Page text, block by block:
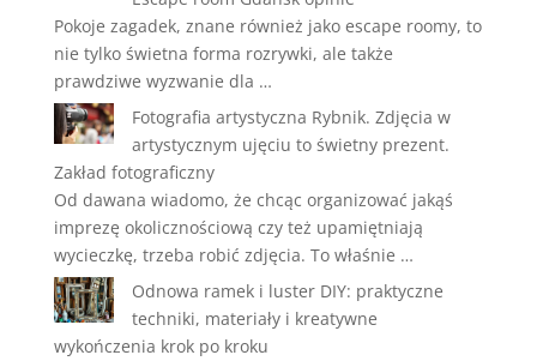
Pokoje zagadek, znane również jako escape roomy, to
nie tylko świetna forma rozrywki, ale także
prawdziwe wyzwanie dla …
Fotografia artystyczna Rybnik. Zdjęcia w
artystycznym ujęciu to świetny prezent.
Zakład fotograficzny
Od dawana wiadomo, że chcąc organizować jakąś
imprezę okolicznościową czy też upamiętniają
wycieczkę, trzeba robić zdjęcia. To właśnie …
Odnowa ramek i luster DIY: praktyczne
techniki, materiały i kreatywne
wykończenia krok po kroku